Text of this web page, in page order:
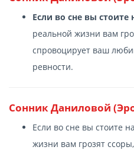
Если во сне вы стоите
реальной жизни вам
спровоцирует ваш
ревности.
Сонник Даниловой
Если во сне вы стоите
жизни вам грозят